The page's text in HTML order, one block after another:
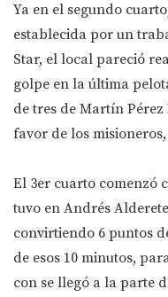
Ya en el segundo
establecida por un
Star, el local pareció
golpe en la última
de tres de Martín
favor de los misioneros,
El 3er cuarto comenzó
tuvo en Andrés
convirtiendo 6 puntos
de esos 10 minutos,
con se llegó a la parte